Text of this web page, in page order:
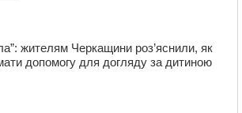
жителям Черкащини роз’яснили, як
допомогу для догляду за дитиною